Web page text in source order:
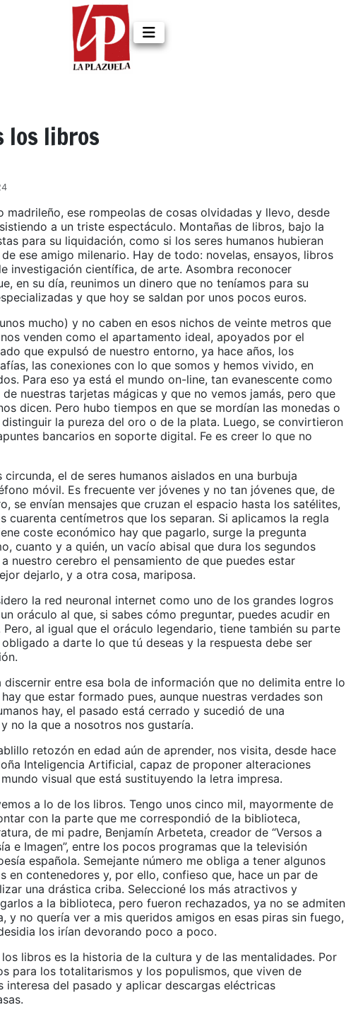
los libros
madrileño, ese rompeolas de cosas olvidadas y llevo, desde
a un triste espectáculo. Montañas de libros, bajo la
para su liquidación, como si los seres humanos hubieran
ese amigo milenario. Hay de todo: novelas, ensayos, libros
investigación científica, de arte. Asombra reconocer
en su día, reunimos un dinero que no teníamos para su
y que hoy se saldan por unos pocos euros.
mucho) y no caben en esos nichos de veinte metros que
venden como el apartamento ideal, apoyados por el
que expulsó de nuestro entorno, ya hace años, los
las conexiones con lo que somos y hemos vivido, en
Para eso ya está el mundo on-line, tan evanescente como
nuestras tarjetas mágicas y que no vemos jamás, pero que
dicen. Pero hubo tiempos en que se mordían las monedas o
distinguir la pureza del oro o de la plata. Luego, se convirtieron
bancarios en soporte digital. Fe es creer lo que no
circunda, el de seres humanos aislados en una burbuja
móvil. Es frecuente ver jóvenes y no tan jóvenes que, de
se envían mensajes que cruzan el espacio hasta los satélites,
cuarenta centímetros que los separan. Si aplicamos la regla
coste económico hay que pagarlo, surge la pregunta
cuanto y a quién, un vacío abisal que dura los segundos
nuestro cerebro el pensamiento de que puedes estar
dejarlo, y a otra cosa, mariposa.
la red neuronal internet como uno de los grandes logros
oráculo al que, si sabes cómo preguntar, puedes acudir en
Pero, al igual que el oráculo legendario, tiene también su parte
a darte lo que tú deseas y la respuesta debe ser
discernir entre esa bola de información que no delimita entre lo
que estar formado pues, aunque nuestras verdades son
hay, el pasado está cerrado y sucedió de una
no la que a nosotros nos gustaría.
retozón en edad aún de aprender, nos visita, desde hace
Inteligencia Artificial, capaz de proponer alteraciones
visual que está sustituyendo la letra impresa.
a lo de los libros. Tengo unos cinco mil, mayormente de
con la parte que me correspondió de la biblioteca,
de mi padre, Benjamín Arbeteta, creador de “Versos a
e Imagen”, entre los pocos programas que la televisión
española. Semejante número me obliga a tener algunos
en contenedores y, por ello, confieso que, hace un par de
una drástica criba. Seleccioné los más atractivos y
a la biblioteca, pero fueron rechazados, ya no se admiten
y no quería ver a mis queridos amigos en esas piras sin fuego,
los irían devorando poco a poco.
libros es la historia de la cultura y de las mentalidades. Por
para los totalitarismos y los populismos, que viven de
interesa del pasado y aplicar descargas eléctricas